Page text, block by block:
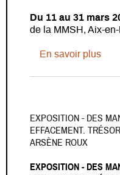
Du 11 au 31 mars
de la MMSH, Aix-en-
En savoir plussur
EXPOSITION - DES
EFFACEMENT.
ARSÈNE ROUX
EXPOSITION - DES